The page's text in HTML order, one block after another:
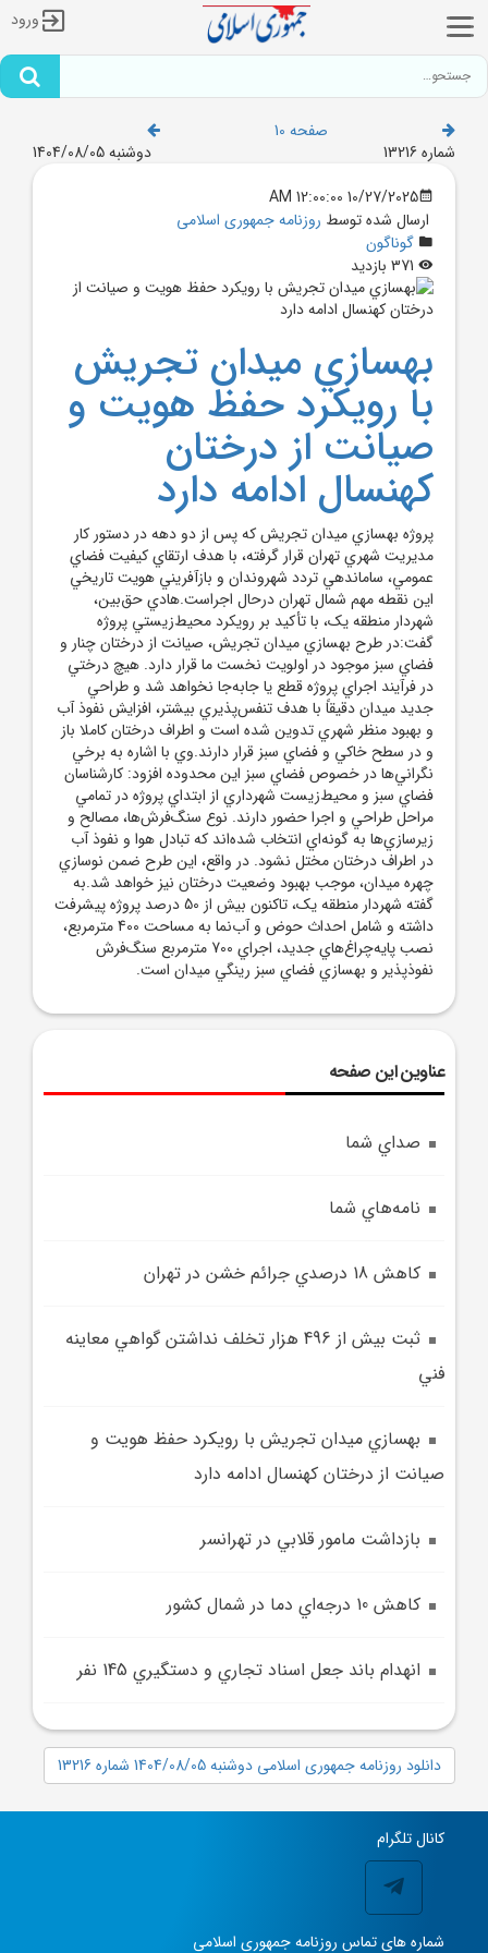
ورود
صفحه 10
شماره 13216
دوشنبه 1404/08/05
10/27/2025 12:00:00 AM
ارسال شده توسط روزنامه جمهوری اسلامی
گوناگون
بهسازي ميدان تجريش
با رويکرد حفظ هويت و
صيانت از درختان
کهنسال ادامه دارد
پروژه بهسازي ميدان تجريش که پس از دو دهه در دستور کار
مديريت شهري تهران قرار گرفته، با هدف ارتقاي کيفيت فضاي
عمومي، ساماندهي تردد شهروندان و بازآفريني هويت تاريخي
اين نقطه مهم شمال تهران درحال اجراست.هادي حق‌بين،
شهردار منطقه يک، با تأکيد بر رويکرد محيط‌زيستي پروژه
گفت:در طرح بهسازي ميدان تجريش، صيانت از درختان چنار و
فضاي سبز موجود در اولويت نخست ما قرار دارد. هيچ درختي
در فرآيند اجراي پروژه قطع يا جابه‌جا نخواهد شد و طراحي
جديد ميدان دقيقاً با هدف تنفس‌پذيري بيشتر، افزايش نفوذ آب
و بهبود منظر شهري تدوين شده است و اطراف درختان کاملا باز
و در سطح خاکي و فضاي سبز قرار دارند.وي با اشاره به برخي
نگراني‌ها در خصوص فضاي سبز اين محدوده افزود: کارشناسان
فضاي سبز و محيط‌زيست شهرداري از ابتداي پروژه در تمامي
مراحل طراحي و اجرا حضور دارند. نوع سنگ‌فرش‌ها، مصالح و
زيرسازي‌ها به گونه‌اي انتخاب شده‌اند که تبادل هوا و نفوذ آب
در اطراف درختان مختل نشود. در واقع، اين طرح ضمن نوسازي
چهره ميدان، موجب بهبود وضعيت درختان نيز خواهد شد.به
گفته شهردار منطقه يک، تاکنون بيش از 50 درصد پروژه پيشرفت
داشته و شامل احداث حوض و آب‌نما به مساحت 400 مترمربع،
نصب پايه‌چراغ‌هاي جديد، اجراي 700 مترمربع سنگ‌فرش
نفوذپذير و بهسازي فضاي سبز رينگي ميدان است.
عناوین این صفحه
صداي شما
نامه‌هاي شما
کاهش 18 درصدي جرائم خشن در تهران
ثبت بيش از 496 هزار تخلف نداشتن گواهي معاينه
فني
بهسازي ميدان تجريش با رويکرد حفظ هويت و
صيانت از درختان کهنسال ادامه دارد
بازداشت مامور قلابي در تهرانسر
کاهش 10 درجه‌اي دما در شمال کشور
انهدام باند جعل اسناد تجاري و دستگيري 145 نفر
دانلود روزنامه جمهوری اسلامی دوشنبه 1404/08/05 شماره 13216
کانال تلگرام
شماره های تماس روزنامه جمهوری اسلامی